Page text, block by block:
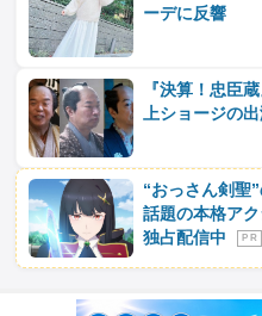
ーデに反響
『決算！忠臣
上ショージの
“おっさん剣
話題の本格ア
独占配信中
P R